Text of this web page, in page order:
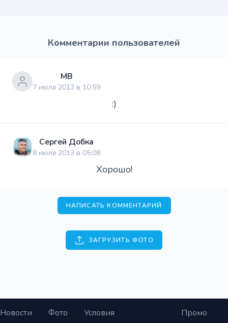
Комментарии пользователей
МВ
7 июля 2013 в 10:59
:)
Сергей Добка
8 июля 2013 в 05:08
Хорошо!
НАПИСАТЬ КОММЕНТАРИЙ
ЗАГРУЗИТЬ ФОТО
Новости Фото
Условия
Промо